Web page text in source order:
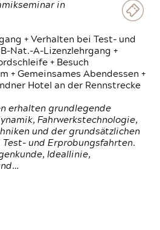
in
+ Verhalten bei Test- und
Nat.-A-Lizenzlehrgang +
+ Besuch
+ Gemeinsames Abendessen +
Hotel an der Rennstrecke
erhalten grundlegende
Fahrwerkstechnologie,
und der grundsätzlichen
Test- und Erprobungsfahrten.
Ideallinie,